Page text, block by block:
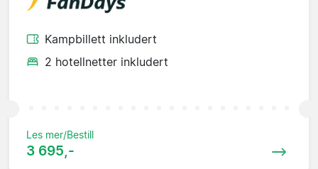
Kampbillett inkludert
2 hotellnetter inkludert
Les mer/Bestill
3 695,-